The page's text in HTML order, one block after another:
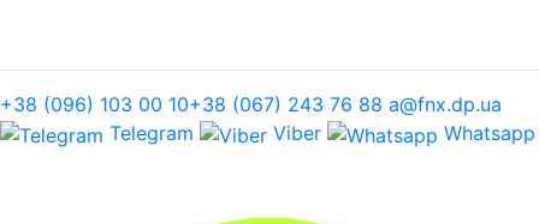
+38 (096) 103 00 10+38 (067) 243 76 88 a@fnx.dp.ua
Telegram
Viber Whatsapp